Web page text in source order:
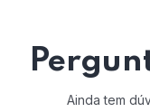
Ainda tem